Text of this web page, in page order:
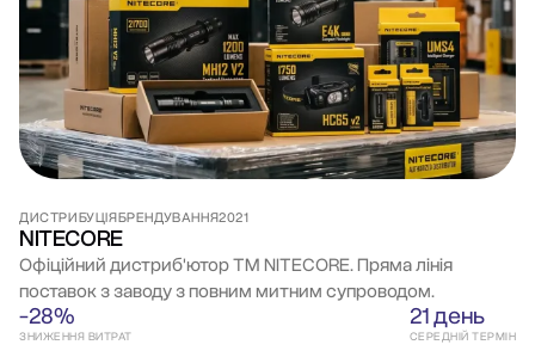
ДИСТРИБУЦІЯБРЕНДУВАННЯ2021
NITECORE
Офіційний дистриб'ютор ТМ NITECORE. Пряма лінія
поставок з заводу з повним митним супроводом.
-28%
ЗНИЖЕННЯ ВИТРАТ
21 день
СЕРЕДНІЙ ТЕРМІН